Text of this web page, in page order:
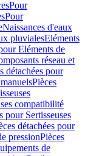
Pour
Pour
Naissances d'eaux
pluvialesEléments
Eléments de
réseau et
détachées pour
Pièces
compatibilité
pour Sertisseuses
détachées pour
pressionPièces
de